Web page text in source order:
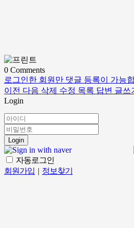
0 Comments
로그인한 회원만 댓글 등록이 가능
이전 다음 삭제 수정 목록 답변 글쓰
Login
Login
자동로그인
회원가입 | 정보찾기